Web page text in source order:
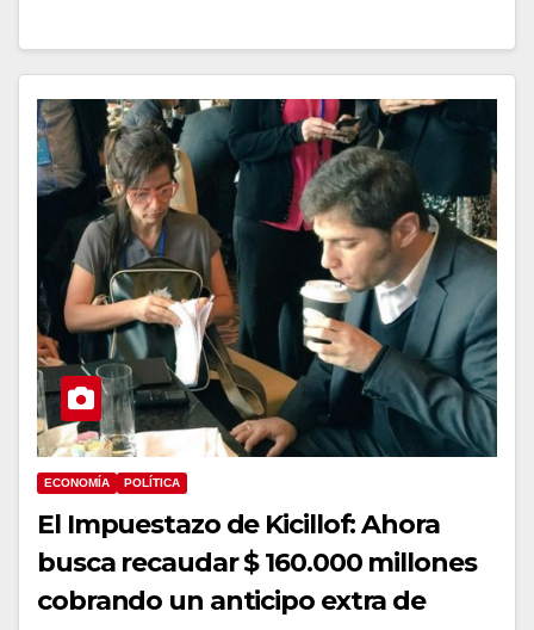
ECONOMÍA POLÍTICA
El Impuestazo de Kicillof: Ahora
busca recaudar $ 160.000 millones
cobrando un anticipo extra de